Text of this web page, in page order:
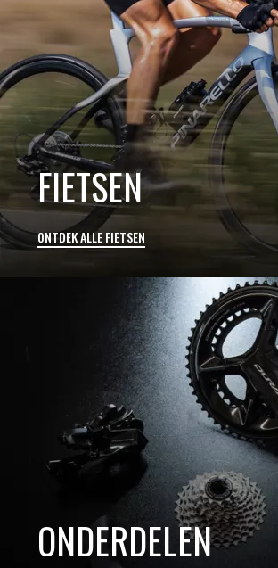
ONTDEK ALLE FIETSEN
FIETSEN
ONDERDELEN